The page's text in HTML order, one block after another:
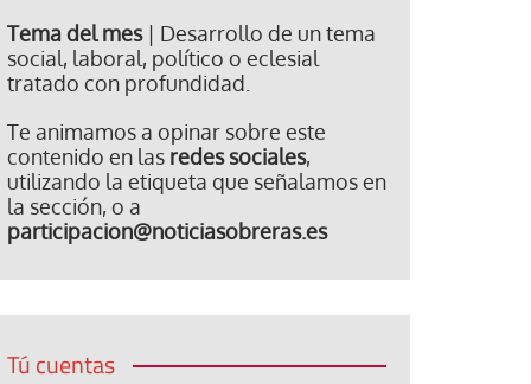
Tema del mes| Desarrollo de un tema
social, laboral, político o eclesial
tratado con profundidad.
Te animamos a opinar sobre este
contenido en las redes sociales,
utilizando la etiqueta que señalamos en
la sección, o a
participacion@noticiasobreras.es
Tú cuentas